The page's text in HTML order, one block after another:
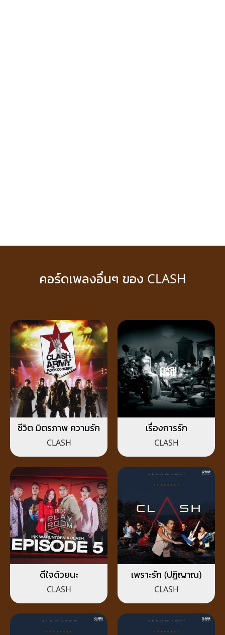
คอร์ดเพลงอื่นๆ ของ CLASH
ชีวิต มิตรภาพ ความรัก
CLASH
เรื่องการรัก
CLASH
ดีใจด้วยนะ
CLASH
เพราะรัก (ปฏิญาณ)
CLASH